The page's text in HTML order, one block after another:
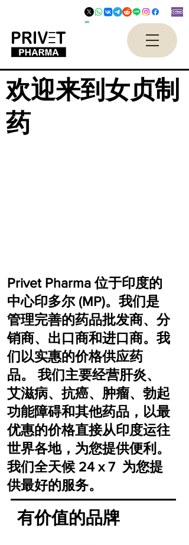
欢迎来到女贞制
药
Privet Pharma 位于印度的
中心印多尔 (MP)。我们是
管理完善的药品批发商、分
销商、出口商和进口商。我
们以实惠的价格供应药
品。 我们主要经营肝炎、
艾滋病、抗癌、肿瘤、勃起
功能障碍和其他药品，以最
优惠的价格直接从印度运往
世界各地，为您提供便利。
我们全天候 24 x 7 为您提
供最好的服务。
有价值的品牌